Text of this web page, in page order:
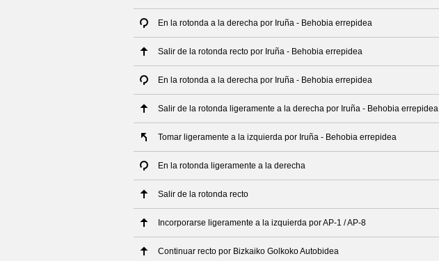
En la rotonda a la derecha por Iruña - Behobia errepidea
Salir de la rotonda recto por Iruña - Behobia errepidea
En la rotonda a la derecha por Iruña - Behobia errepidea
Salir de la rotonda ligeramente a la derecha por Iruña - Behobia errepidea
Tomar ligeramente a la izquierda por Iruña - Behobia errepidea
En la rotonda ligeramente a la derecha
Salir de la rotonda recto
Incorporarse ligeramente a la izquierda por AP-1 / AP-8
Continuar recto por Bizkaiko Golkoko Autobidea